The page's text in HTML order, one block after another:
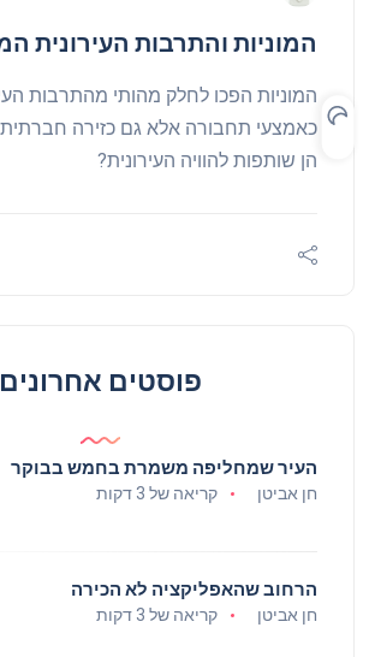
המוניות והתרבות העירונית
המוניות הפכו לחלק מהותי מהתרבות
כאמצעי תחבורה אלא גם כזירה חברתית
הן שותפות להוויה העירונית?
פוסטים אחרונים
העיר שמחליפה משמרת בחמש בבוקר
חן אביטן קריאה של 3 דקות
הרחוב שהאפליקציה לא הכירה
חן אביטן קריאה של 3 דקות